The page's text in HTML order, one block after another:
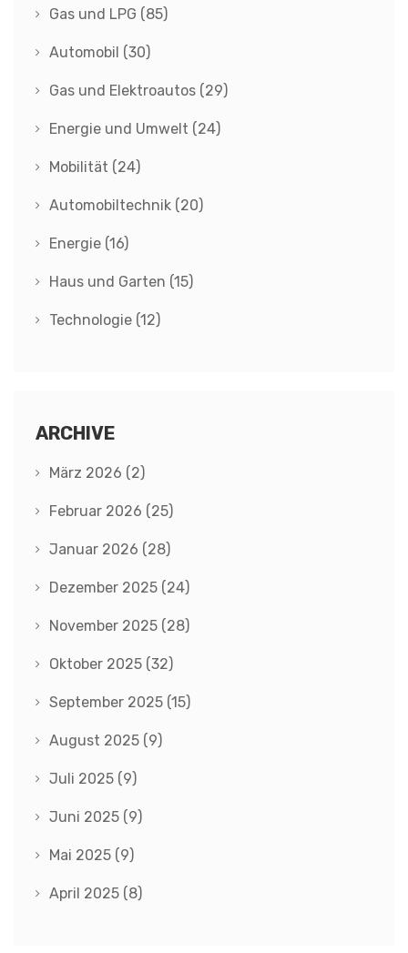
Gas und LPG (85)
Automobil (30)
Gas und Elektroautos (29)
Energie und Umwelt (24)
Mobilität (24)
Automobiltechnik (20)
Energie (16)
Haus und Garten (15)
Technologie (12)
ARCHIVE
März 2026 (2)
Februar 2026 (25)
Januar 2026 (28)
Dezember 2025 (24)
November 2025 (28)
Oktober 2025 (32)
September 2025 (15)
August 2025 (9)
Juli 2025 (9)
Juni 2025 (9)
Mai 2025 (9)
April 2025 (8)